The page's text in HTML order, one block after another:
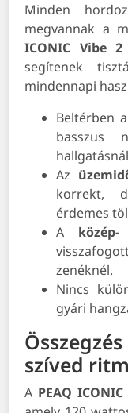
Minden
megvannak a
ICONIC Vibe 2
segítenek
mindennapi
Beltérben
basszus
Az
korrekt,
érdemes
A
zenéknél.
Nincs
gyári
szíved
A PEAQ